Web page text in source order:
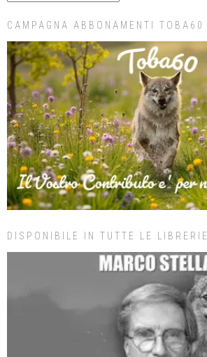
CAMPAGNA ABBONAMENTI TOBA60
DISPONIBILE IN TUTTE LE LIBRERIE